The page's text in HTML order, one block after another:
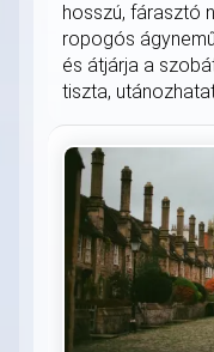
hosszú, fárasztó
ropogós
és átjárja a
tiszta,